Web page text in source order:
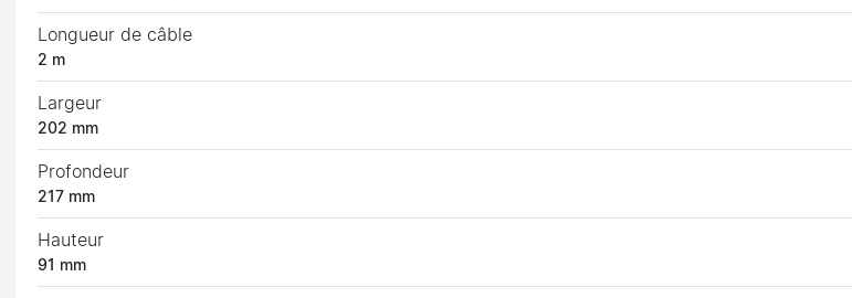
Longueur de câble
2 m
Largeur
202 mm
Profondeur
217 mm
Hauteur
91 mm